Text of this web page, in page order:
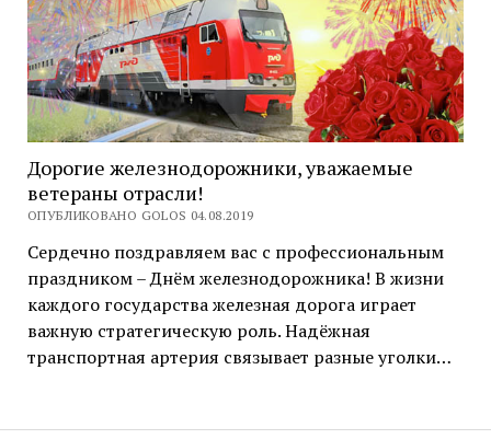
Дорогие железнодорожники, уважаемые
ветераны отрасли!
ОПУБЛИКОВАНО GOLOS 04.08.2019
Сердечно поздравляем вас с профессиональным
праздником – Днём железнодорожника! В жизни
каждого государства железная дорога играет
важную стратегическую роль. Надёжная
транспортная артерия связывает разные уголки…